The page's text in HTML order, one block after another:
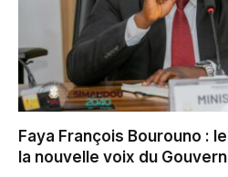
Faya François Bourouno :
la nouvelle voix du